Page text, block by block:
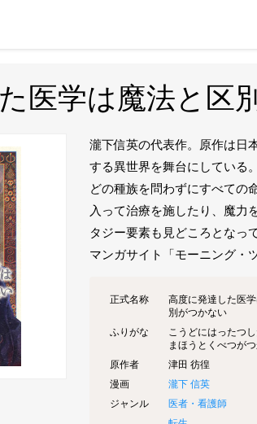
医学は魔法と区
瀧下信英の代表作。原作は日
する異世界を舞台にしている
どの種族を問わずにすべての
入って治療を施したり、魔力
タジー要素も見どころとなっ
マンガサイト「モーニング・
正式名称
高度に発達した医
別がつかない
ふりがな
こうどにはったつ
まほうとくべつが
原作者
津田 彷徨
漫画
瀧下 信英
ジャンル
医者・看護師